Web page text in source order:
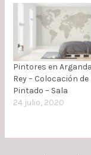
Pintores en
Rey – Colocación de
Pintado – Sala
24 julio, 2020